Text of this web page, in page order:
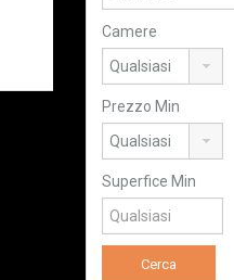
Camere
Prezzo Min
Superfice Min